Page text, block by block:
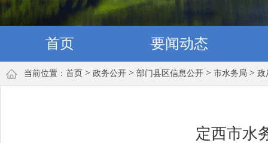
首页 要闻动态
当前位置： 首页 > 政务公开 > 部门县区信息公开 > 市水务局 > 政
定西市水